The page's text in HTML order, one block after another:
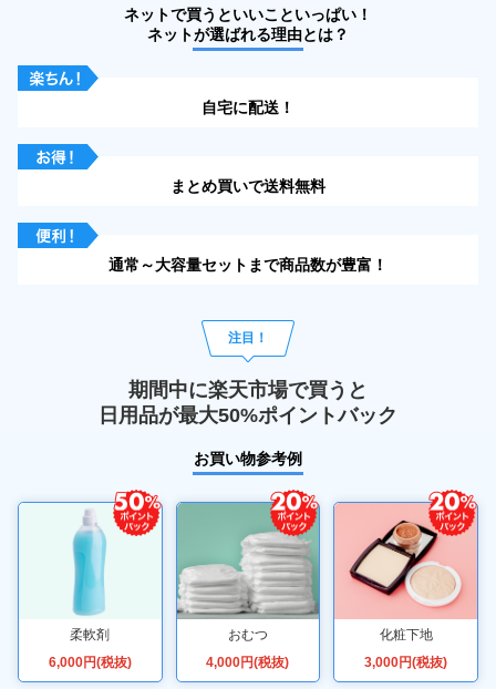
ネットで買うといいこといっぱい！
ネットが選ばれる理由とは？
自宅に配送！
まとめ買いで送料無料
通常～大容量セットまで商品数が豊富！
注目！
期間中に楽天市場で買うと
日用品が最大50%ポイントバック
お買い物参考例
柔軟剤
6,000円(税抜)
おむつ
4,000円(税抜)
化粧下地
3,000円(税抜)